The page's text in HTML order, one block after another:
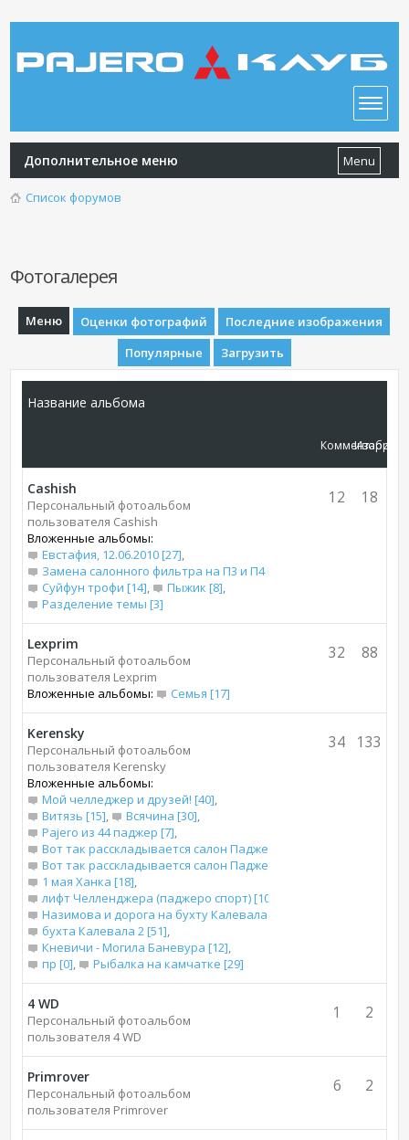
Дополнительное меню Menu
Список форумов
Фотогалерея
Меню Оценки фотографий
Последние изображения
Популярные
Загрузить
Название альбома
Комментарии
Cashish
Персональный фотоальбом
пользователя Cashish
Вложенные альбомы:
Евстафия, 12.06.2010 [27],
Замена салонного фильтра на П3 и П4 [7]
Суйфун трофи [14], Пыжик [8],
Разделение темы [3]
18
12
Lexprim
Персональный фотоальбом
пользователя Lexprim
Вложенные альбомы:
Семья [17]
88
32
Kerensky
Персональный фотоальбом
пользователя Kerensky
Вложенные альбомы:
Мой челледжер и друзей! [40],
Витязь [15], Всячина [30],
Pajero из 44 паджер [7],
Вот так расскладывается салон Паджеро 2 для сна [13]
Вот так расскладывается салон Паджеро 2 короткого для сна
1 мая Ханка [18],
лифт Челленджера (паджеро спорт) [10]
Назимова и дорога на бухту Калевала [66]
бухта Калевала 2 [51],
Кневичи - Могила Баневура [12],
пр [0], Рыбалка на камчатке [29]
133
34
4 WD
Персональный фотоальбом
пользователя 4 WD
2
1
Primrover
Персональный фотоальбом
пользователя Primrover
2
6